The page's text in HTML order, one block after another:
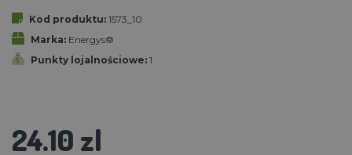
Kod produktu: 1573_10
Marka: Energys®
Punkty lojalnościowe: 1
24.10 zl